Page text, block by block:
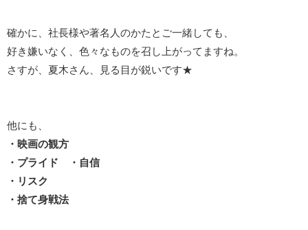
確かに、社長様や著名人のかたとご一緒しても、
好き嫌いなく、色々なものを召し上がってますね。
さすが、夏木さん、見る目が鋭いです★
他にも、
・映画の観方
・プライド ・自信
・リスク
・捨て身戦法